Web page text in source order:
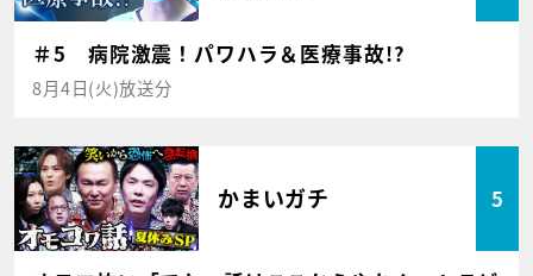
＃5 病院激震！パワハラ＆医療事故!?
8月4日(火)放送分
かまいガチ 5